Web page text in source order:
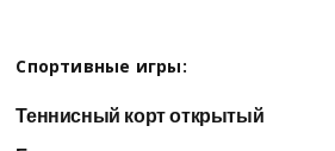
Спортивные игры:
Теннисный корт открытый